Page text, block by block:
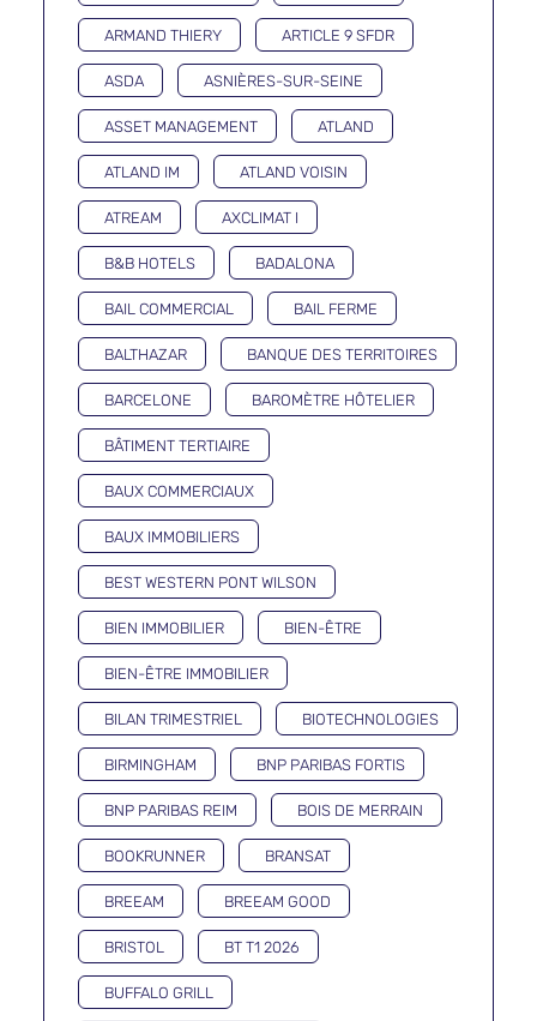
ARMAND THIERY ARTICLE 9 SFDR
ASDA ASNIÈRES-SUR-SEINE
ASSET MANAGEMENT ATLAND
ATLAND IM ATLAND VOISIN
ATREAM AXCLIMAT I
B&B HOTELS BADALONA
BAIL COMMERCIAL BAIL FERME
BALTHAZAR BANQUE DES TERRITOIRES
BARCELONE BAROMÈTRE HÔTELIER
BÂTIMENT TERTIAIRE
BAUX COMMERCIAUX
BAUX IMMOBILIERS
BEST WESTERN PONT WILSON
BIEN IMMOBILIER BIEN-ÊTRE
BIEN-ÊTRE IMMOBILIER
BILAN TRIMESTRIEL BIOTECHNOLOGIES
BIRMINGHAM BNP PARIBAS FORTIS
BNP PARIBAS REIM BOIS DE MERRAIN
BOOKRUNNER BRANSAT
BREEAM BREEAM GOOD
BRISTOL BT T1 2026
BUFFALO GRILL